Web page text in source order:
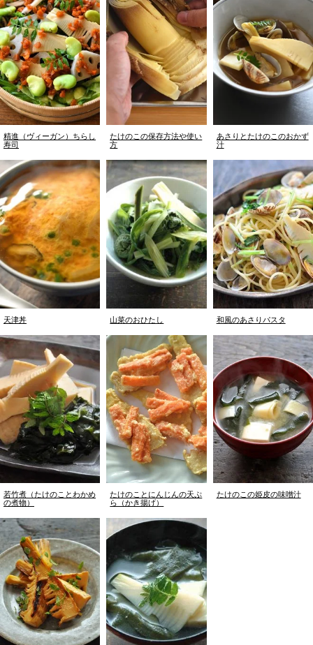
精進（ヴィーガン）ちらし
寿司
たけのこの保存方法や使い
方
あさりとたけのこのおかず
汁
天津丼 山菜のおひたし 和風のあさりパスタ
若竹煮（たけのことわかめ
の煮物）
たけのことにんじんの天ぷ
ら（かき揚げ）
たけのこの姫皮の味噌汁